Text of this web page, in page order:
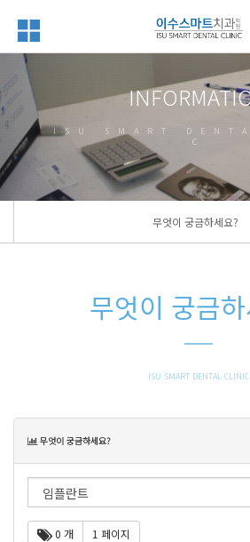
ISU SMART
C
무엇이 궁금하세요?
무엇이 궁금
ISU SMART DENTAL CLINIC
무엇이 궁금하세요?목
0 개 1 페이지